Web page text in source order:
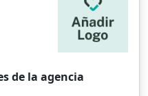
de la agencia